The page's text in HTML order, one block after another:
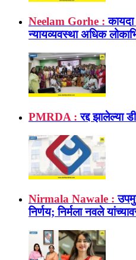
Neelam Gorhe : कायदा
न्यायव्यवस्था अधिक
PMRDA : रद्द झालेल्या
Nirmala Nawale :
निर्णय; निर्मला नवले